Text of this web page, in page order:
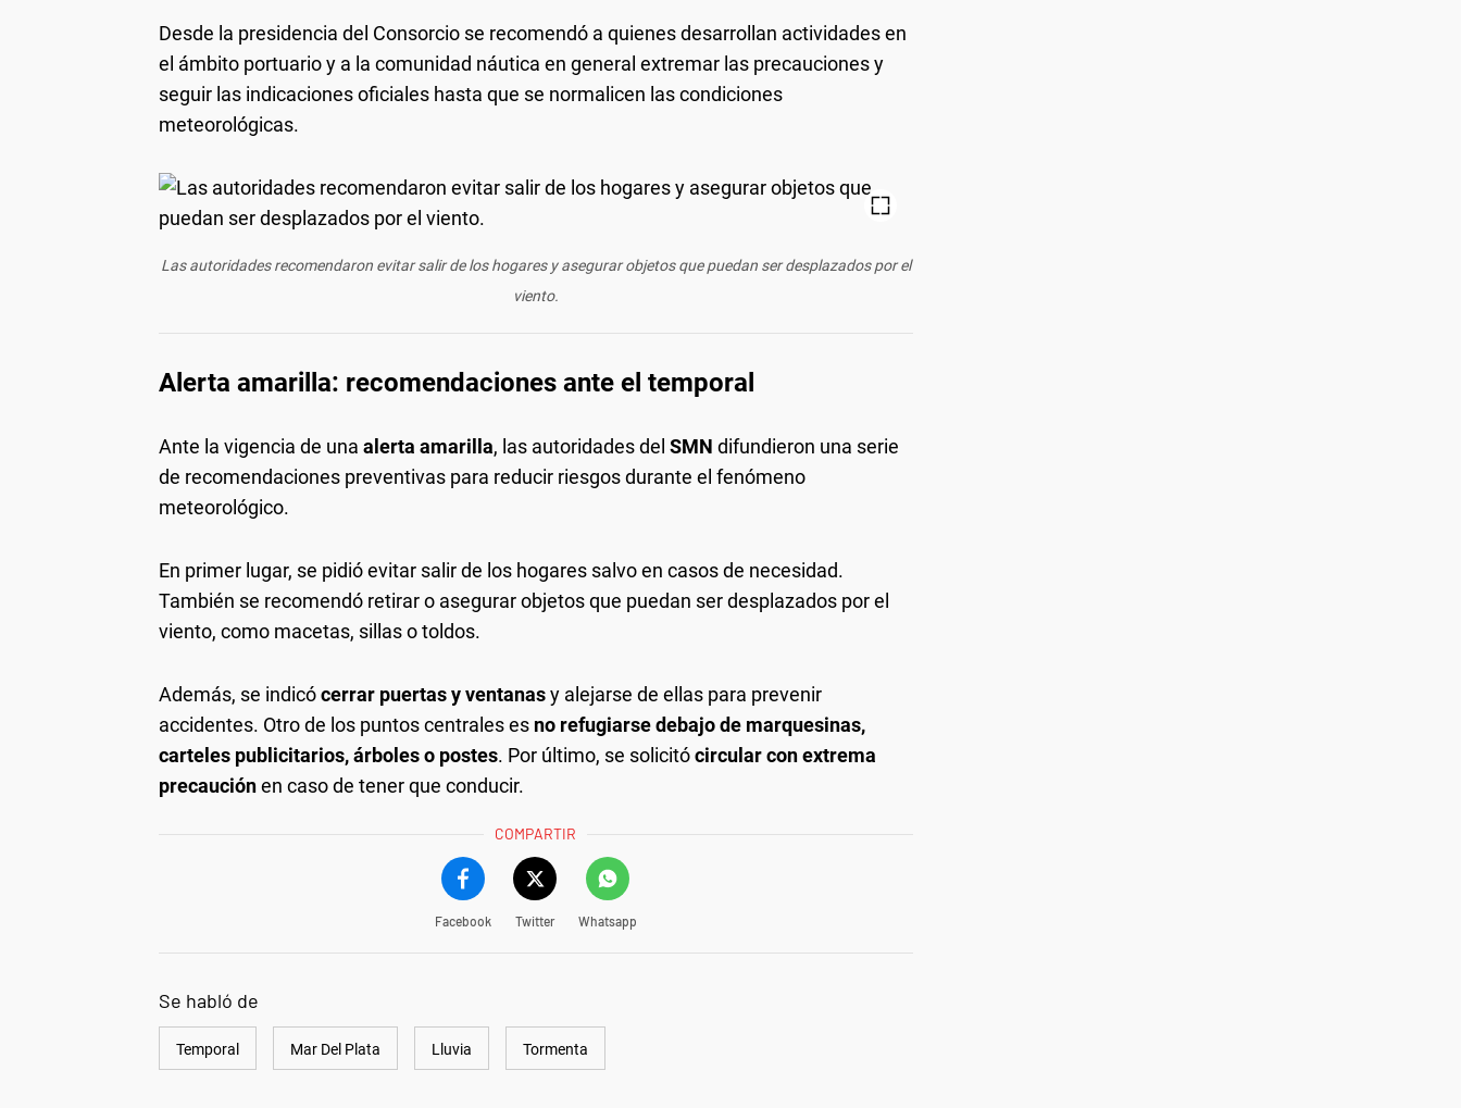
Desde la presidencia del Consorcio se recomendó a quienes desarrollan actividades en
el ámbito portuario y a la comunidad náutica en general extremar las precauciones y
seguir las indicaciones oficiales hasta que se normalicen las condiciones
meteorológicas.
Las autoridades recomendaron evitar salir de los hogares y asegurar objetos que puedan ser desplazados por el
viento.
Alerta amarilla: recomendaciones ante el temporal
Ante la vigencia de una alerta amarilla, las autoridades del SMN difundieron una serie
de recomendaciones preventivas para reducir riesgos durante el fenómeno
meteorológico.
En primer lugar, se pidió evitar salir de los hogares salvo en casos de necesidad.
También se recomendó retirar o asegurar objetos que puedan ser desplazados por el
viento, como macetas, sillas o toldos.
Además, se indicócerrar puertas y ventanasy alejarse de ellas para prevenir
accidentes. Otro de los puntos centrales es no refugiarse debajo de marquesinas,
carteles publicitarios, árboles o postes. Por último, se solicitócircular con extrema
precauciónen caso de tener que conducir.
COMPARTIR
Facebook Twitter Whatsapp
Se habló de
Temporal Mar Del Plata Lluvia Tormenta